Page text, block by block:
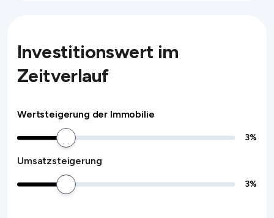
Investitionswert im
Zeitverlauf
Wertsteigerung der Immobilie
3%
Umsatzsteigerung
3%